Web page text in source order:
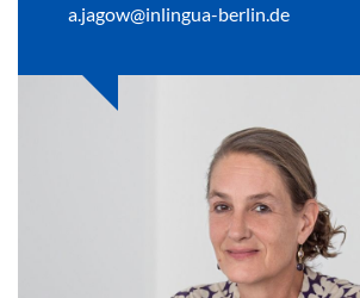
a.jagow@inlingua-berlin.de